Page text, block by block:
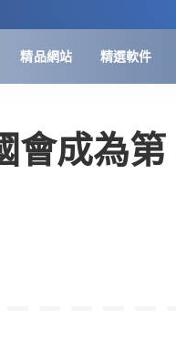
精品網站 精選軟件
會成為第